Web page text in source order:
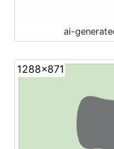
ai-
1288x871